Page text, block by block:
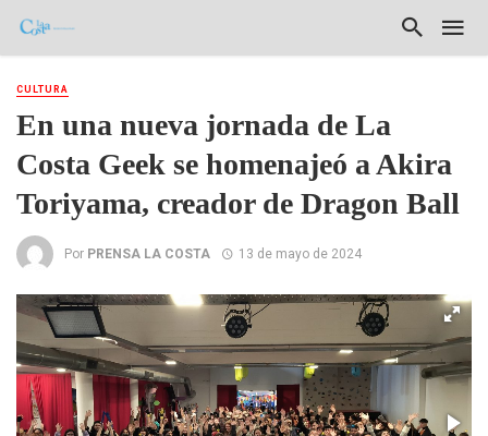
CULTURA
En una nueva jornada de La
Costa Geek se homenajeó a Akira
Toriyama, creador de Dragon Ball
Por PRENSA LA COSTA 13 de mayo de 2024